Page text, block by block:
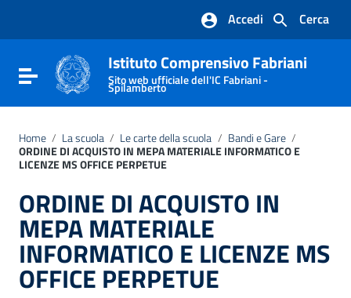
Vai al footer
Cerca
Accedi
Attiva / disattiva la navigazione
Istituto Comprensivo Fabriani
Sito web ufficiale dell'IC Fabriani -
Spilamberto
Home / La scuola / Le carte della scuola / Bandi e Gare /
ORDINE DI ACQUISTO IN MEPA MATERIALE INFORMATICO E
LICENZE MS OFFICE PERPETUE
ORDINE DI ACQUISTO IN
MEPA MATERIALE
INFORMATICO E LICENZE MS
OFFICE PERPETUE